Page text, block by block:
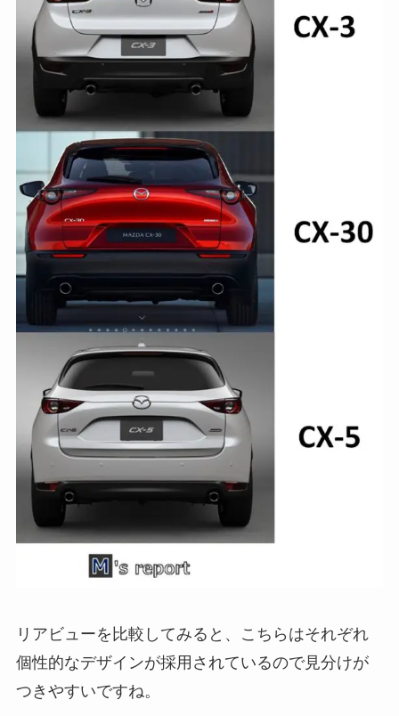
リアビューを比較してみると、こちらはそれぞれ
個性的なデザインが採用されているので見分けが
つきやすいですね。